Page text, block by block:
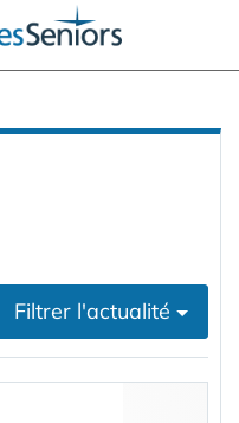
Filtrer l'actualité